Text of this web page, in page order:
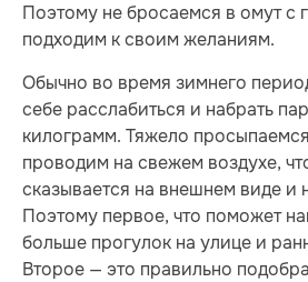
Поэтому не бросаемся в омут с
подходим к своим желаниям.
Обычно во время зимнего
себе расслабиться и набрать
килограмм. Тяжело
проводим на свежем воздухе,
сказывается на внешнем виде и
Поэтому первое, что поможет
больше прогулок на улице и
Второе — это правильно